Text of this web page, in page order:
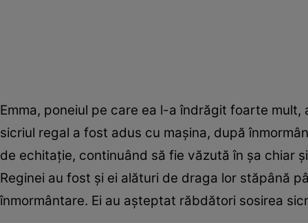
Emma, poneiul pe care ea l-a îndrăgit foarte
sicriul regal a fost adus cu maşina, după
de echitaţie, continuând să fie văzută în şa chiar
Reginei au fost şi ei alături de draga lor stăpână
înmormântare. Ei au aşteptat răbdători sosirea